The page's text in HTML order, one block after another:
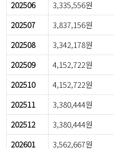
202506
3,335,556원
202507
3,837,156원
202508
3,342,178원
202509
4,152,722원
202510
4,152,722원
202511
3,380,444원
202512
3,380,444원
202601
3,562,667원